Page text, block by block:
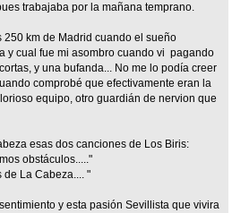
trabajaba por la mañana temprano.
km de Madrid cuando el sueño
y cual fue mi asombro cuando vi pagando
y una bufanda... No me lo podía creer
comprobé que efectivamente eran la
equipo, otro guardián de nervion que
esas dos canciones de Los Biris:
obstáculos....."
de La Cabeza.... "
y esta pasión Sevillista que vivira